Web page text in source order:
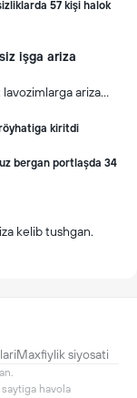
57 kişi halok
işga ariza
ariza
kiritdi
bergan portlaşda 34
kelib tushgan.
Maxfiylik siyosati
havola